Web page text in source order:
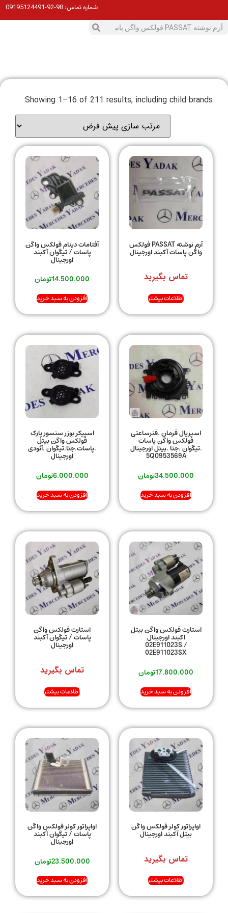
شماره تماس:98-92-09195124491
Showing 1–16 of 211 results, including child brands
آرم نوشته PASSAT فولکس
واگن پاسات آکبند اورجینال
تماس بگیرید
اطلاعات بیشتر
آفتامات دینام فولکس واگن
پاسات / تیگوان آکبند
اورجینال
14.500.000تومان
افزودن به سبد خرید
اسپریال فرمان .فنرساعتی
فولکس واگن پاسات
.تیگوان .جتا .بیتل اورجینال
5Q0953569A
34.500.000تومان
افزودن به سبد خرید
اسپیکر بوزر سنسور پارک
فولکس واگن بیتل
.پاسات.جتا.تیگوان .آئودی
اورجینال
6.000.000تومان
افزودن به سبد خرید
استارت فولکس واگن بیتل
اکبند اورجینال
02E911023S /
02E911023SX
17.800.000تومان
افزودن به سبد خرید
استارت فولکس واگن
پاسات / تیگوان آکبند
اورجینال
تماس بگیرید
اطلاعات بیشتر
اواپراتور کولر فولکس واگن
بیتل آکبند اورجینال
تماس بگیرید
اطلاعات بیشتر
اواپراتور کولر فولکس واگن
پاسات / تیگوان آکبند
اورجینال
23.500.000تومان
افزودن به سبد خرید